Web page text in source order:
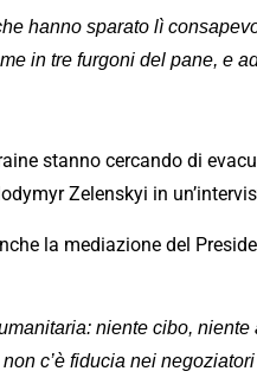
hanno sparato lì
in tre furgoni del pane, e
stanno cercando di
Zelenskyi in
la mediazione del
umanitaria: niente cibo,
c’è fiducia nei